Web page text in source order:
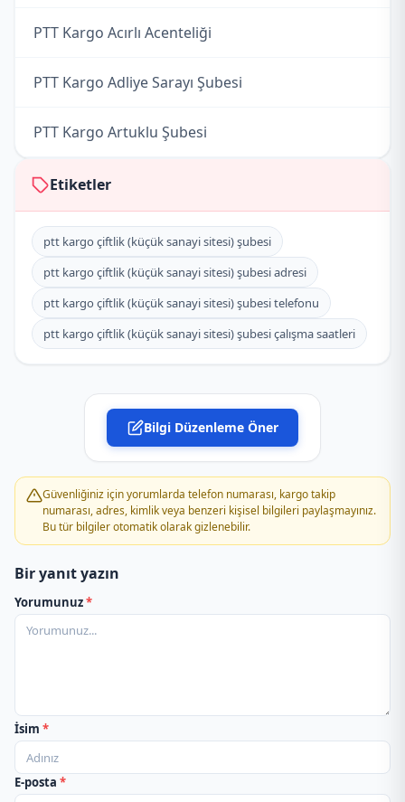
PTT Kargo Acırlı Acenteliği
PTT Kargo Adliye Sarayı Şubesi
PTT Kargo Artuklu Şubesi
PTT Kargo Çarşı Şubesi
PTT Kargo Dargeçit Müdürlüğü
PTT Kargo Derik Müdürlüğü
PTT Kargo Dikmen Acenteliği
PTT Kargo Gökçe Acenteliği
PTT Kargo Kabala Şubesi
PTT Kargo Kızıltepe Müdürlüğü
PTT Kargo Mardin Dağıtım Ve Toplama
PTT Kargo Mardin Müdürlüğü
PTT Kargo Midyat Hükümet Müdürlüğü
PTT Kargo Midyat Şubesi
Etiketler
ptt kargo çiftlik (küçük sanayi sitesi) şubesi
ptt kargo çiftlik (küçük sanayi sitesi) şubesi adresi
ptt kargo çiftlik (küçük sanayi sitesi) şubesi telefonu
ptt kargo çiftlik (küçük sanayi sitesi) şubesi çalışma saatleri
Bilgi Düzenleme Öner
Güvenliğiniz için yorumlarda telefon numarası, kargo takip
numarası, adres, kimlik veya benzeri kişisel bilgileri paylaşmayınız.
Bu tür bilgiler otomatik olarak gizlenebilir.
Bir yanıt yazın
Yorumunuz*
İsim *
E-posta *